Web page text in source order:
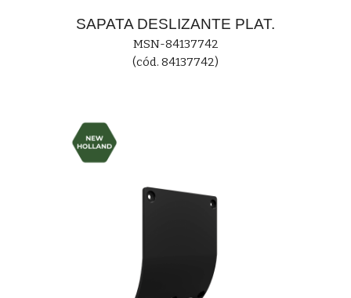
SAPATA DESLIZANTE PLAT.
MSN-84137742
(cód. 84137742)